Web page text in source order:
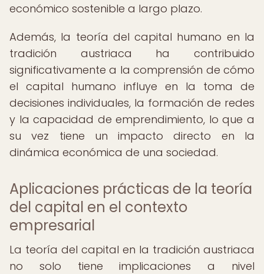
económico sostenible a largo plazo.
Además, la teoría del capital humano en la
tradición austriaca ha contribuido
significativamente a la comprensión de cómo
el capital humano influye en la toma de
decisiones individuales, la formación de redes
y la capacidad de emprendimiento, lo que a
su vez tiene un impacto directo en la
dinámica económica de una sociedad.
Aplicaciones prácticas de la teoría
del capital en el contexto
empresarial
La teoría del capital en la tradición austriaca
no solo tiene implicaciones a nivel